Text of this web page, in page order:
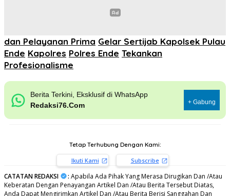
dan Pelayanan Prima Gelar Sertijab Kapolsek Pulau
Ende Kapolres Polres Ende Tekankan
Profesionalisme
Berita Terkini, Eksklusif di WhatsApp
Redaksi76.Com
+ Gabung
Tetap Terhubung Dengan Kami:
Ikuti Kami Subscribe
CATATAN REDAKSI : Apabila Ada Pihak Yang Merasa Dirugikan Dan /Atau
Keberatan Dengan Penayangan Artikel Dan /Atau Berita Tersebut Diatas,
Anda Dapat Mengirimkan Artikel Dan /Atau Berita Berisi Sanggahan Dan